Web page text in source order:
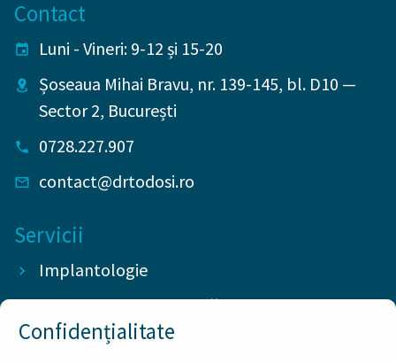
Contact
Luni - Vineri: 9-12 și 15-20
Șoseaua Mihai Bravu, nr. 139-145, bl. D10 —
Sector 2, București
0728.227.907
contact@drtodosi.ro
Servicii
Implantologie
Chirurgie stomatologică
Protetică dentară
Confidențialitate